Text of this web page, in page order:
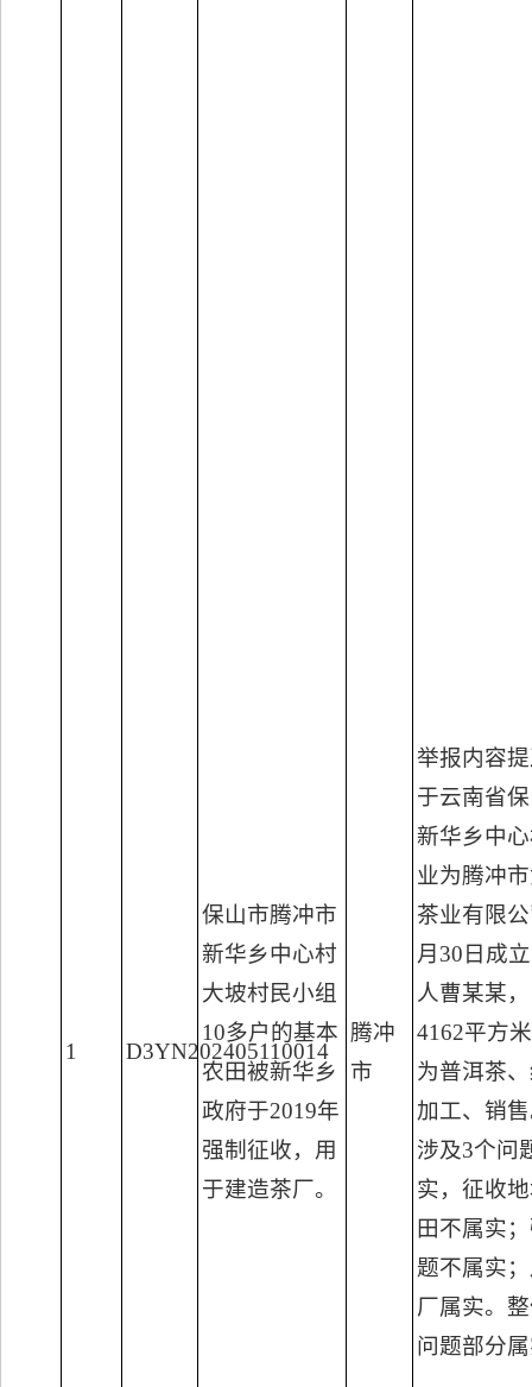
1 D3YN202405110014
保山市腾冲市
新华乡中心村
大坡村民小组
10多户的基本
农田被新华乡
政府于2019年
强制征收，用
于建造茶厂。
腾冲
市
举报内容
于云南省
新华乡中
业为腾冲
茶业有限
月30日成
人曹某某
4162平方
为普洱茶
加工、销
涉及3个问
实，征收
田不属实
题不属实
厂属实。
问题部分